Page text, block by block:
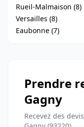
Rueil-Malmaison (8)
Versailles (8)
Eaubonne (7)
Prendre
Gagny
Recevez des